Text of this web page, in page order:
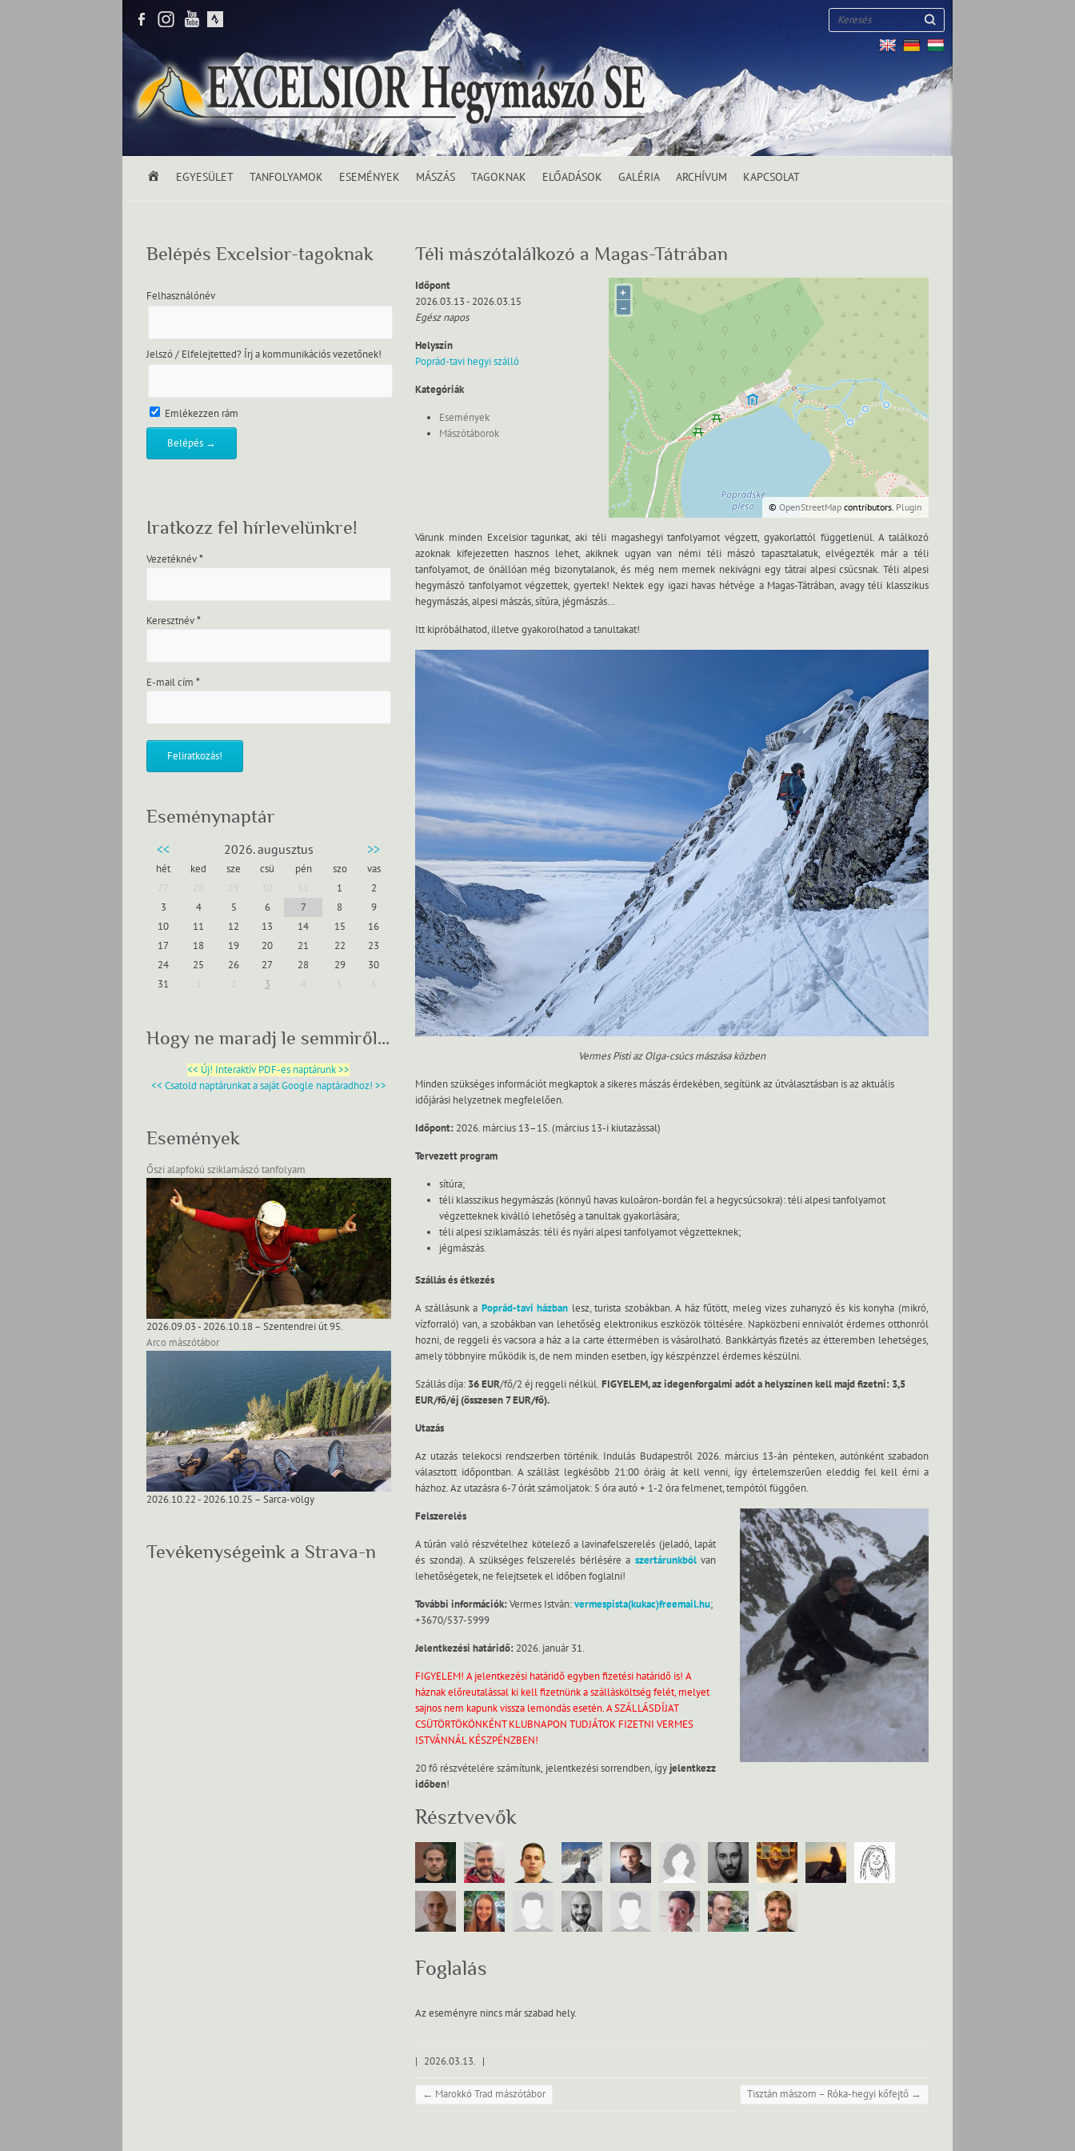
Keresés
L
EGYESÜLET TANFOLYAMOK ESEMÉNYEK MÁSZÁS TAGOKNAK ELŐADÁSOK GALÉRIA ARCHÍVUM KAPCSOLAT
Téli mászótalálkozó a Magas-Tátrában
+
–
© OpenStreetMap contributors. Plugin
Időpont
2026.03.13 - 2026.03.15
Egész napos
Helyszín
Poprád-tavi hegyi szálló
Kategóriák
Események
Mászótáborok
Várunk minden Excelsior tagunkat, aki téli magashegyi tanfolyamot végzett, gyakorlattól függetlenül. A találkozó
azoknak kifejezetten hasznos lehet, akiknek ugyan van némi téli mászó tapasztalatuk, elvégezték már a téli
tanfolyamot, de önállóan még bizonytalanok, és még nem mernek nekivágni egy tátrai alpesi csúcsnak. Téli alpesi
hegymászó tanfolyamot végzettek, gyertek! Nektek egy igazi havas hétvége a Magas-Tátrában, avagy téli klasszikus
hegymászás, alpesi mászás, sítúra, jégmászás…
Itt kipróbálhatod, illetve gyakorolhatod a tanultakat!
Vermes Pisti az Olga-csúcs mászása közben
Minden szükséges információt megkaptok a sikeres mászás érdekében, segítünk az útválasztásban is az aktuális
időjárási helyzetnek megfelelően.
Időpont: 2026. március 13–15. (március 13-i kiutazással)
Tervezett program
sítúra;
téli klasszikus hegymászás (könnyű havas kuloáron-bordán fel a hegycsúcsokra): téli alpesi tanfolyamot
végzetteknek kiválló lehetőség a tanultak gyakorlására;
téli alpesi sziklamászás: téli és nyári alpesi tanfolyamot végzetteknek;
jégmászás.
Szállás és étkezés
A szállásunk a Poprád-tavi házban lesz, turista szobákban. A ház fűtött, meleg vizes zuhanyzó és kis konyha (mikró,
vízforraló) van, a szobákban van lehetőség elektronikus eszközök töltésére. Napközbeni ennivalót érdemes otthonról
hozni, de reggeli és vacsora a ház a la carte éttermében is vásárolható. Bankkártyás fizetés az étteremben lehetséges,
amely többnyire működik is, de nem minden esetben, így készpénzzel érdemes készülni.
Szállás díja: 36 EUR/fő/2 éj reggeli nélkül. FIGYELEM, az idegenforgalmi adót a helyszínen kell majd fizetni: 3,5
EUR/fő/éj (összesen 7 EUR/fő).
Utazás
Az utazás telekocsi rendszerben történik. Indulás Budapestről 2026. március 13-án pénteken, autónként szabadon
választott időpontban. A szállást legkésőbb 21:00 óráig át kell venni, így értelemszerűen eleddig fel kell érni a
házhoz. Az utazásra 6-7 órát számoljatok: 5 óra autó + 1-2 óra felmenet, tempótól függően.
Felszerelés
A túrán való részvételhez kötelező a lavinafelszerelés (jeladó, lapát
és szonda). A szükséges felszerelés bérlésére a szertárunkbólvan
lehetőségetek, ne felejtsetek el időben foglalni!
További információk:Vermes István:vermespista(kukac)freemail.hu;
+3670/537-5999
Jelentkezési határidő: 2026. január 31.
FIGYELEM! A jelentkezési határidő egyben fizetési határidő is! A
háznak előreutalással ki kell fizetnünk a szállásköltség felét, melyet
sajnos nem kapunk vissza lemondás esetén. A SZÁLLÁSDÍJAT
CSÜTÖRTÖKÖNKÉNT KLUBNAPON TUDJÁTOK FIZETNI VERMES
ISTVÁNNÁL KÉSZPÉNZBEN!
20 fő részvételére számítunk, jelentkezési sorrendben, ígyjelentkezz
időben!
Résztvevők
Foglalás
Az eseményre nincs már szabad hely.
| 2026.03.13. |
← Marokkó Trad mászótábor Tisztán mászom – Róka-hegyi kőfejtő →
Belépés Excelsior-tagoknak
Felhasználónév
Jelszó / Elfelejtetted? Írj a kommunikációs vezetőnek!
Emlékezzen rám
Iratkozz fel hírlevelünkre!
Vezetéknév*
Keresztnév*
E-mail cím *
Eseménynaptár
<< 2026. augusztus >>
hét ked sze csü pén szo
vas
1
2
3
4 5 6 7 8
9
10
11 12 13 14 15
16
17
18 19 20 21 22
23
24
25 26 27 28 29
30
31
3
Hogy ne maradj le semmiről…
<< Új! Interaktív PDF-es naptárunk >>
<< Csatold naptárunkat a saját Google naptáradhoz! >>
Események
Őszi alapfokú sziklamászó tanfolyam
2026.09.03 - 2026.10.18 – Szentendrei út 95.
Arco mászótábor
2026.10.22 - 2026.10.25 – Sarca-völgy
Tevékenységeink a Strava-n